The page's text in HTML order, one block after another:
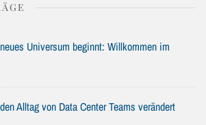
Universum beginnt: Willkommen im
Alltag von Data Center Teams verändert